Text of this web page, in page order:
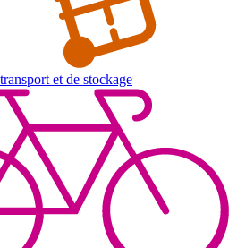
et de stockage